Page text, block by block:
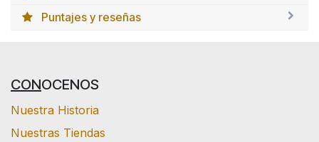
Puntajes y reseñas
CONOCENOS
Nuestra Historia
Nuestras Tiendas